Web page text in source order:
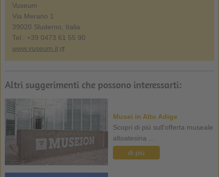
Vuseum
Via Merano 1
39020 Sluderno, Italia
Tel.: +39 0473 61 55 90
www.vuseum.it
Altri suggerimenti che possono interessarti:
Musei in Alto Adige
Scopri di più sull'offerta museale
altoatesina ...
di più